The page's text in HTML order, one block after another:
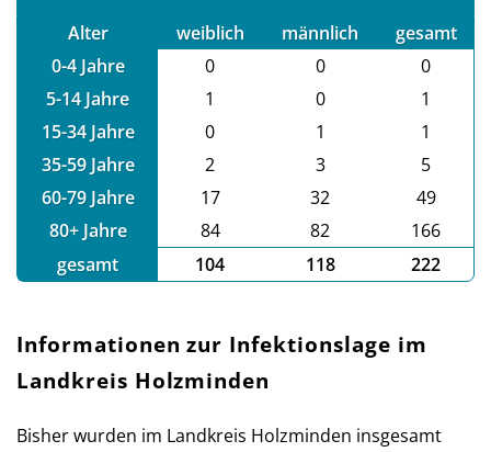
Alter
weiblich männlich
gesamt
0-4 Jahre
0 0
0
5-14 Jahre
1 0
1
15-34 Jahre
0 1
1
35-59 Jahre
2 3
5
60-79 Jahre
17 32
49
80+ Jahre
84 82
166
gesamt
104 118 222
Informationen zur Infektionslage im
Landkreis Holzminden
Bisher wurden im Landkreis Holzminden ins­ge­samt